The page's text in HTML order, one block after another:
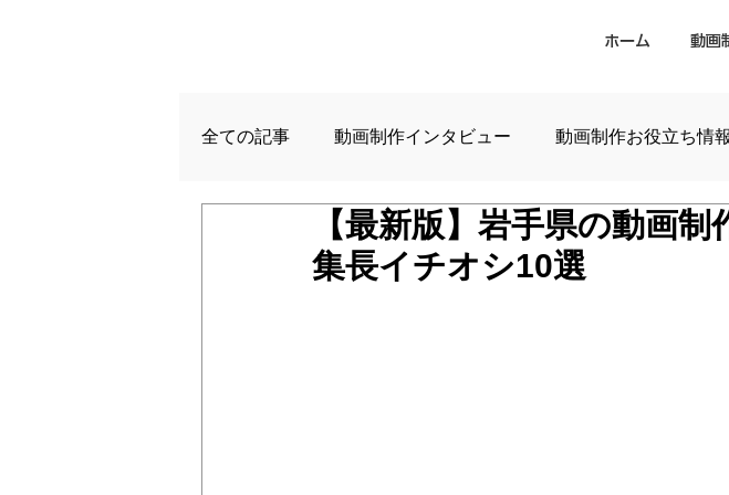
ホーム 動画
全ての記事 動画制作インタビュー 動画制作お役立ち情報
【最新版】岩手県の動画
集長イチオシ10選